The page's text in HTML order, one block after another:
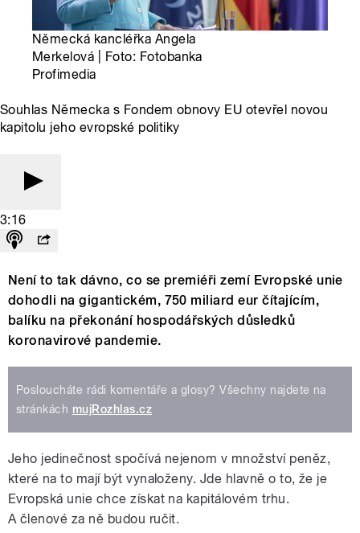
Německá kancléřka Angela
Merkelová | Foto: Fotobanka
Profimedia
Souhlas Německa s Fondem obnovy EU otevřel novou
kapitolu jeho evropské politiky
3:16
Není to tak dávno, co se premiéři zemí Evropské unie
dohodli na gigantickém, 750 miliard eur čítajícím,
balíku na překonání hospodářských důsledků
koronavirové pandemie.
Posloucháte rádi komentáře a glosy? Všechny najdete na
stránkách mujRozhlas.cz
Jeho jedinečnost spočívá nejenom v množství peněz,
které na to mají být vynaloženy. Jde hlavně o to, že je
Evropská unie chce získat na kapitálovém trhu.
A členové za ně budou ručit.